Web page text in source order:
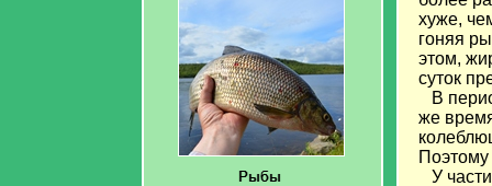
хуже,
гоняя
этом,
суток
В
же
У